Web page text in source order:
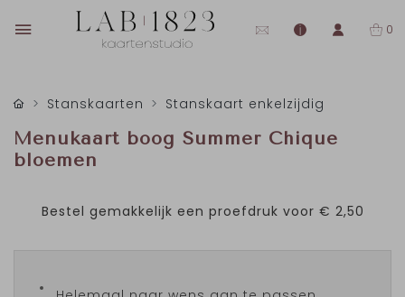
0
Stanskaarten Stanskaart enkelzijdig
Menukaart boog Summer Chique
bloemen
Bestel gemakkelijk een proefdruk voor € 2,50